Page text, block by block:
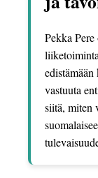
Pekka
vastuuta
siitä, miten